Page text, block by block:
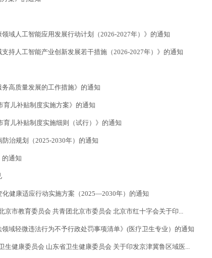
域人工智能应用发展行动计划（2026-2027年）》的通知
持人工智能产业创新发展若干措施（2026-2027年）》的通知
高质量发展的工作措施》的通知
育儿补贴制度实施方案》的通知
儿补贴制度实施细则（试行）》的通知
治规划（2025-2030年）的通知
的通知
健康适应行动实施方案（2025—2030年）的通知
市教育委员会 共青团北京市委员会 北京市红十字会关于印...
域轻微违法行为不予行政处罚事项清单》(医疗卫生专业）的通知
健康委员会 山东省卫生健康委员会 关于印发京津冀鲁区域医...